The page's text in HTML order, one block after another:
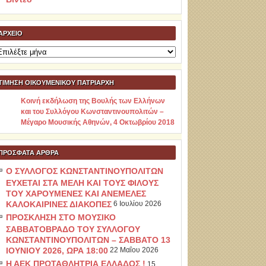
ΟΙΚΟΥΜΕΝΙΚΟΥ ΠΑΤΡΙΑΡΧΗ
Κοινή εκδήλωση της Βουλής των Ελλήνων
και του Συλλόγου Κωνσταντινουπολιτών –
Μέγαρο Μουσικής Αθηνών, 4 Οκτωβρίου 2018
ΆΡΘΡΑ
Ο ΣΥΛΛΟΓΟΣ ΚΩΝΣΤΑΝΤΙΝΟΥΠΟΛΙΤΩΝ
ΕΥΧΕΤΑΙ ΣΤΑ ΜΕΛΗ ΚΑΙ ΤΟΥΣ ΦΙΛΟΥΣ
ΤΟΥ ΧΑΡΟΥΜΕΝΕΣ ΚΑΙ ΑΝΕΜΕΛΕΣ
ΚΑΛΟΚΑΙΡΙΝΕΣ ΔΙΑΚΟΠΕΣ 6 Ιουλίου 2026
ΠΡΟΣΚΛΗΣΗ ΣΤΟ ΜΟΥΣΙΚΟ
ΣΑΒΒΑΤΟΒΡΑΔΟ ΤΟΥ ΣΥΛΛΟΓΟΥ
ΚΩΝΣΤΑΝΤΙΝΟΥΠΟΛΙΤΩΝ – ΣΑΒΒΑΤΟ 13
ΙΟΥΝΙΟΥ 2026, ΩΡΑ 18:00 22 Μαΐου 2026
Η ΑΕΚ ΠΡΩΤΑΘΛΗΤΡΙΑ ΕΛΛΑΔΟΣ !